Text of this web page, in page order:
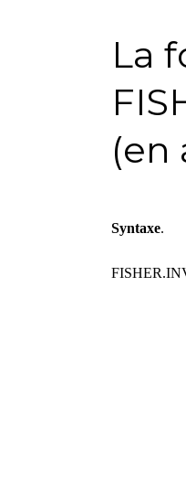
La
(en
Syntaxe.